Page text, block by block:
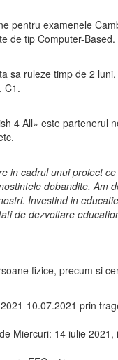
pentru examenele
de tip Computer-Based.
sa ruleze timp de 2
C1.
4 All» este
in cadrul unui proiect
dobandite.
Investind in
de dezvoltare
fizice, precum si
10.07.2021 prin
Miercuri: 14 iulie